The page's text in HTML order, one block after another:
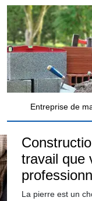
Entreprise de
travail que
La pierre est un